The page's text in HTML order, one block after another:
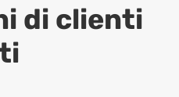
di clienti